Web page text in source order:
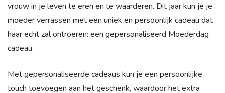
vrouw in je leven te eren en te waarderen. Dit jaar kun je je
moeder verrassen met een uniek en persoonlijk cadeau dat
haar echt zal ontroeren: een gepersonaliseerd Moederdag
cadeau.
Met gepersonaliseerde cadeaus kun je een persoonlijke
touch toevoegen aan het geschenk, waardoor het extra